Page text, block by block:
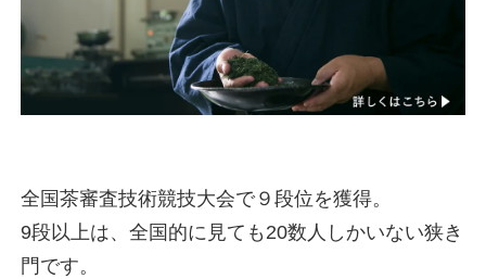
全国茶審査技術競技大会で９段位を獲得。
9段以上は、全国的に見ても20数人しかいない狭き
門です。